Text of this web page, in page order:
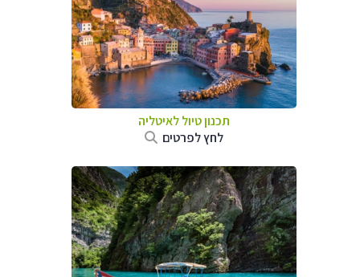
תכנון טיול לאיטליה
לחץ לפרטים